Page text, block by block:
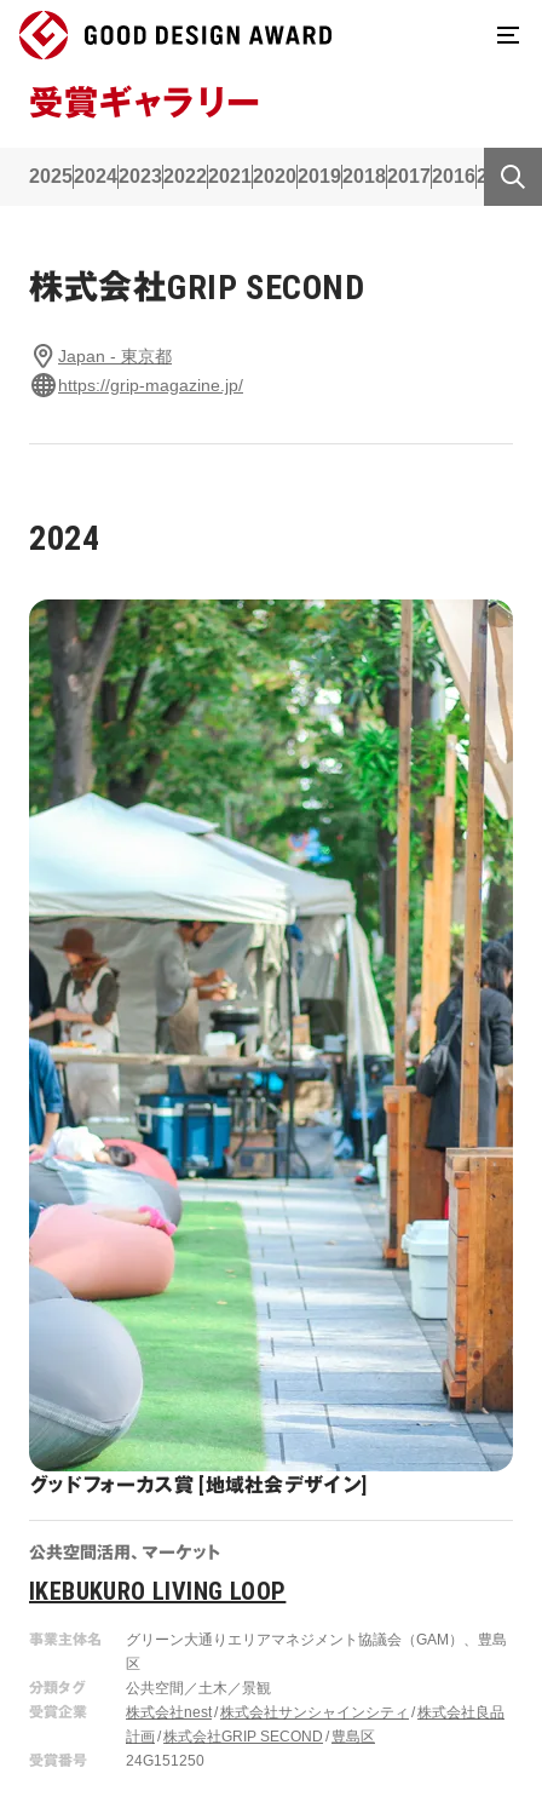
受賞ギャラリー
20252024202320222021202020192018201720162015
株式会社GRIP SECOND
Japan - 東京都
https://grip-magazine.jp/
2024
グッドフォーカス賞 [地域社会デザイン]
公共空間活用、マーケット
IKEBUKURO LIVING LOOP
事業主体名
グリーン大通りエリアマネジメント協議会（GAM）、豊島
区
分類タグ
公共空間／土木／景観
受賞企業
株式会社nest 株式会社サンシャインシティ
株式会社良品
計画 株式会社GRIP SECOND
豊島区
受賞番号
24G151250